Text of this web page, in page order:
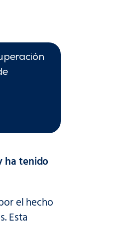
ha tenido
el hecho
Esta